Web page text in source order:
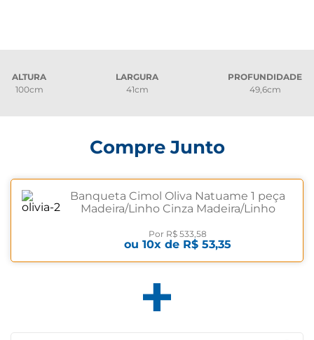
ALTURA
100cm
LARGURA
41cm
PROFUNDIDADE
49,6cm
Compre Junto
Banqueta Cimol Oliva Natuame 1 peça
Madeira/Linho Cinza Madeira/Linho
Por R$ 533,58
ou10x de R$ 53,35